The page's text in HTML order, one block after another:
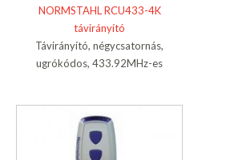
NORMSTAHL RCU433-4K
távirányító
Távirányító, négycsatornás,
ugrókódos, 433.92MHz-es